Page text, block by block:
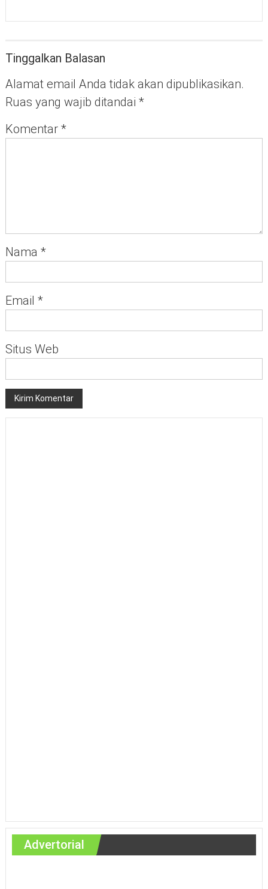
Tinggalkan Balasan
Alamat email Anda tidak akan dipublikasikan.
Ruas yang wajib ditandai *
Komentar *
Nama *
Email *
Situs Web
Advertorial